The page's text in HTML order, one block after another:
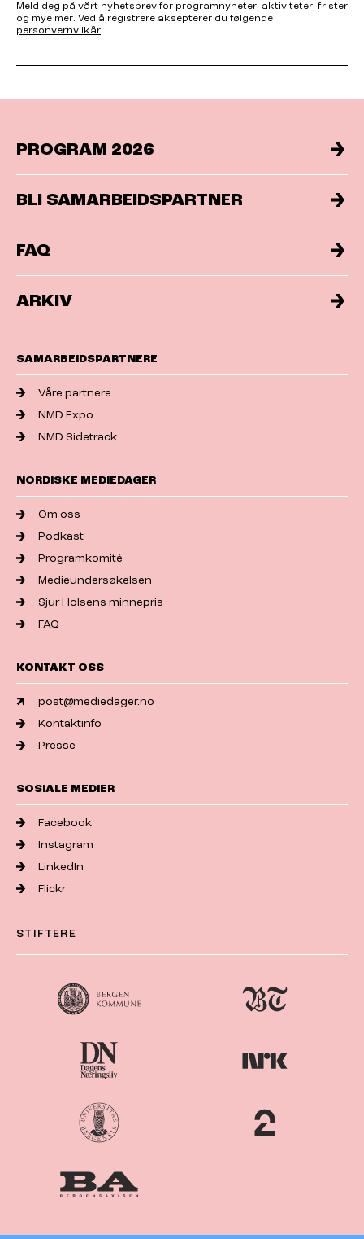
Meld deg på vårt nyhetsbrev for programnyheter, aktiviteter, frister
og mye mer. Ved å registrere aksepterer du følgende
personvernvilkår.
PROGRAM 2026
BLI SAMARBEIDSPARTNER
FAQ
ARKIV
SAMARBEIDSPARTNERE
Våre partnere
NMD Expo
NMD Sidetrack
NORDISKE MEDIEDAGER
Om oss
Podkast
Programkomité
Medieundersøkelsen
Sjur Holsens minnepris
FAQ
KONTAKT OSS
post@mediedager.no
Kontaktinfo
Presse
SOSIALE MEDIER
Facebook
Instagram
LinkedIn
Flickr
STIFTERE